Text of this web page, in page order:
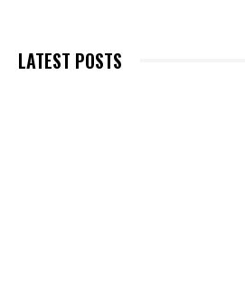
LATEST POSTS